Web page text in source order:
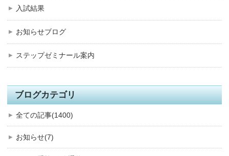
入試結果
お知らせブログ
ステップゼミナール案内
ブログカテゴリ
全ての記事(1400)
お知らせ(7)